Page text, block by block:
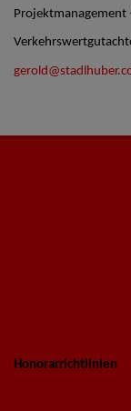
Projektmanagement
Honorarrichtlinien